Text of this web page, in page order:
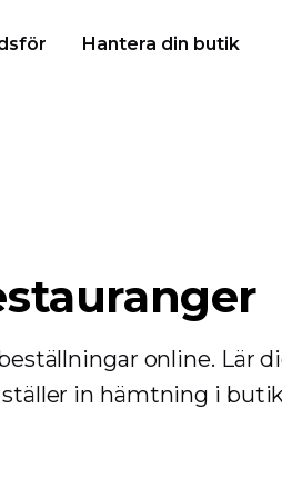
Hantera din butik
online. Lär
in hämtning i